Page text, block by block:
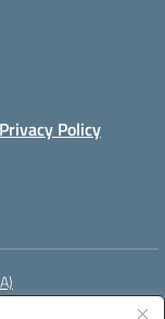
Privacy Policy